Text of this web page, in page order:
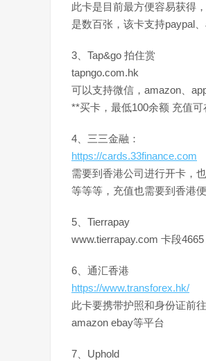
此卡是目前最方便容易获得
是数百张，该卡支持paypal
3、Tap&go 拍住赏
tapngo.com.hk
可以支持微信，amazon、
**买卡，最低100余额 充值
4、三三金融：
https://cards.33finance.com
需要到香港公司进行开卡，
等等等，充值也需要到香港
5、Tierrapay
www.tierrapay.com 卡段
6、通汇香港
https://www.transforex.hk/
此卡要携带护照和身份证前
amazon ebay等平台
7、Uphold